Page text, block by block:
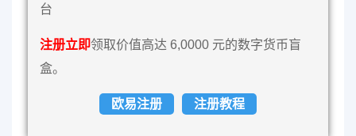
台
注册立即领取价值高达 6,0000 元的数字货币盲
盒。
欧易注册 注册教程